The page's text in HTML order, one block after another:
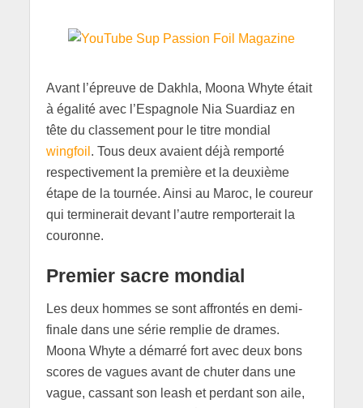
Avant l’épreuve de Dakhla, Moona Whyte était
à égalité avec l’Espagnole Nia Suardiaz en
tête du classement pour le titre mondial
wingfoil . Tous deux avaient déjà remporté
respectivement la première et la deuxième
étape de la tournée. Ainsi au Maroc, le coureur
qui terminerait devant l’autre remporterait la
couronne.
Premier sacre mondial
Les deux hommes se sont affrontés en demi-
finale dans une série remplie de drames.
Moona Whyte a démarré fort avec deux bons
scores de vagues avant de chuter dans une
vague, cassant son leash et perdant son aile,